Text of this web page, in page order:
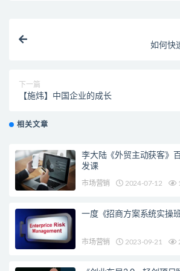
如何快
下一篇
【施炜】中国企业的成长
相关文章
李大陆《外贸主动获客》
发课
市场营销 2024-07-12
一度《招商方案系统实操班
市场营销 2023-09-21